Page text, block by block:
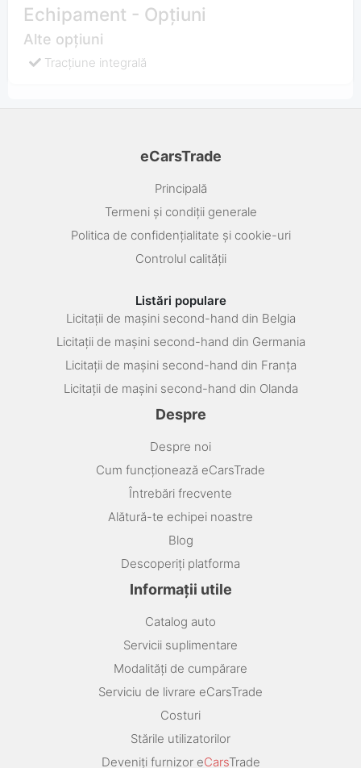
Echipament - Opțiuni
Alte opțiuni
Tracţiune integrală
eCarsTrade
Principală
Termeni și condiții generale
Politica de confidențialitate și cookie-uri
Controlul calității
Listări populare
Licitații de mașini second-hand din Belgia
Licitații de mașini second-hand din Germania
Licitații de mașini second-hand din Franța
Licitații de mașini second-hand din Olanda
Despre
Despre noi
Cum funcționează eCarsTrade
Întrebări frecvente
Alătură-te echipei noastre
Blog
Descoperiți platforma
Informații utile
Catalog auto
Servicii suplimentare
Modalități de cumpărare
Serviciu de livrare eCarsTrade
Costuri
Stările utilizatorilor
Deveniți furnizor eCarsTrade